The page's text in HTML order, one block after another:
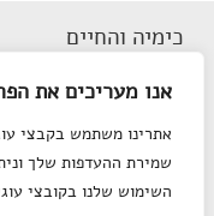
אנו מעריכים את
אתרינו משתמש בקבצי
שמירת ההעדפות שלך
השימוש שלנו בקובצי
כימיה והחיים
הצהרת נגישות
מפת אתר